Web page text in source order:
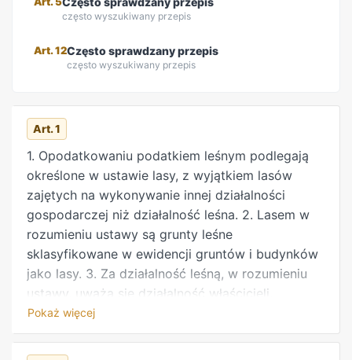
często wyszukiwany przepis
Art. 12Często sprawdzany przepis
często wyszukiwany przepis
Art. 1
1. Opodatkowaniu podatkiem leśnym podlegają
określone w ustawie lasy, z wyjątkiem lasów
zajętych na wykonywanie innej działalności
gospodarczej niż działalność leśna. 2. Lasem w
rozumieniu ustawy są grunty leśne
sklasyfikowane w ewidencji gruntów i budynków
jako lasy. 3. Za działalność leśną, w rozumieniu
ustawy, uważa się działalność właścicieli,
posiadaczy lub zarządców lasów w zakresie
urządzania, ochrony i zagospodarowania lasu,
utrzymywania i powiększania zasobów i upraw
Pokaż więcej